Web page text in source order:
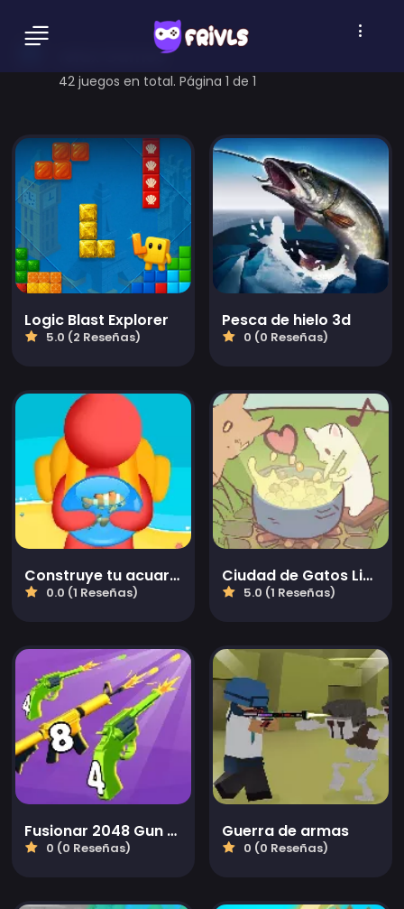
relax Games
42 juegos en total. Página 1 de 1
Logic Blast Explorer
5.0 (2 Reseñas)
Pesca de hielo 3d
0 (0 Reseñas)
Construye tu acuario
0.0 (1 Reseñas)
Ciudad de Gatos Lindos
5.0 (1 Reseñas)
Fusionar 2048 Gun Rush
0 (0 Reseñas)
Guerra de armas
0 (0 Reseñas)